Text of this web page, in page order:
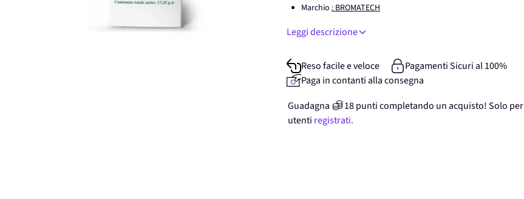
Marchio : BROMATECH
Leggi descrizione
Reso facile e veloce
Pagamenti Sicuri al 100%
Paga in contanti alla consegna
Guadagna
18punticompletando un acquisto! Solo per
utenti registrati.